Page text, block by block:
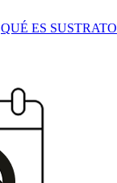
QUÉ ES SUSTRATO